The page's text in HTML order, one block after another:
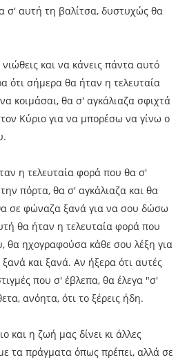
σ' αυτή τη βαλίτσα, δυστυχώς θα
και να κάνεις πάντα αυτό
ότι σήμερα θα ήταν η τελευταία
κοιμάσαι, θα σ' αγκάλιαζα σφιχτά
Κύριο για να μπορέσω να γίνω ο
η τελευταία φορά που θα σ'
πόρτα, θα σ' αγκάλιαζα και θα
σε φώναζα ξανά για να σου δώσω
θα ήταν η τελευταία φορά που
ηχογραφούσα κάθε σου λέξη για
και ξανά. Αν ήξερα ότι αυτές
που σ' έβλεπα, θα έλεγα "σ'
ανόητα, ότι το ξέρεις ήδη.
και η ζωή μας δίνει κι άλλες
τα πράγματα όπως πρέπει, αλλά σε